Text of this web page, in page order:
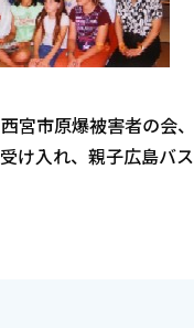
宮市原爆被害者の会、
け入れ、親子広島バス